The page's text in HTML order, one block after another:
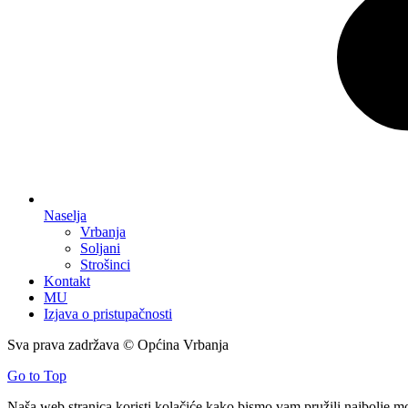
Naselja
Vrbanja
Soljani
Strošinci
Kontakt
MU
Izjava o pristupačnosti
Sva prava zadržava © Općina Vrbanja
Go to Top